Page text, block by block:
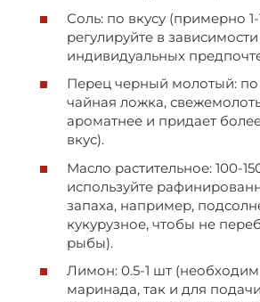
Соль: по вкусу (примерно
регулируйте в
индивидуальных
Перец черный молотый: по
чайная ложка,
ароматнее и придает
вкус).
Масло растительное: 100-
используйте
запаха, например,
кукурузное, чтобы не
рыбы).
Лимон: 0.5-1 шт (необходим
маринада, так и для